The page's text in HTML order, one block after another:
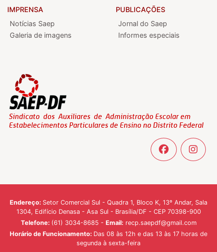
IMPRENSA
Notícias Saep
Galeria de imagens
PUBLICAÇÕES
Jornal do Saep
Informes especiais
Endereço: Setor Comercial Sul - Quadra 1, Bloco K, 13º Andar, Sala
1304, Edifício Denasa - Asa Sul - Brasília/DF - CEP 70398-900
Telefone: (61) 3034-8685 - Email: recp.saepdf@gmail.com
Horário de Funcionamento: Das 08 às 12h e das 13 às 17 horas de
segunda à sexta-feira